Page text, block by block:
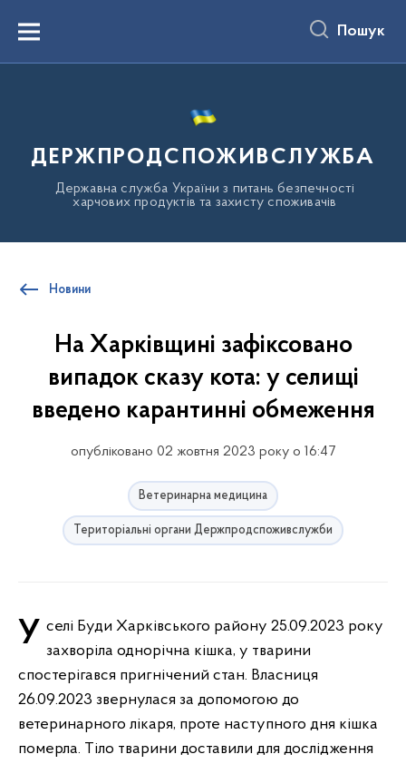
вмістуMenu Пошук
ДЕРЖПРОДСПОЖИВСЛУЖБА
Державна служба України з питань безпечності
харчових продуктів та захисту споживачів
Новини
На Харківщині зафіксовано
випадок сказу кота: у селищі
введено карантинні обмеження
опубліковано 02 жовтня 2023 року о 16:47
Ветеринарна медицина
Територіальні органи Держпродспоживслужби
У селі Буди Харківського району 25.09.2023 року захворіла однорічна кішка, у тварини
спостерігався пригнічений стан. Власниця
26.09.2023 звернулася за допомогою до
ветеринарного лікаря, проте наступного дня кішка
померла. Тіло тварини доставили для дослідження